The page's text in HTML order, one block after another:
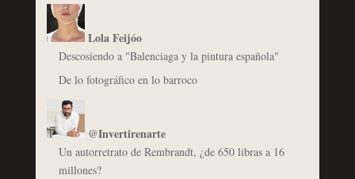
Lola Feijóo
Descosiendo a "Balenciaga y la pintura española"
De lo fotográfico en lo barroco
@Invertirenarte
Un autorretrato de Rembrandt, ¿de 650 libras a 16
millones?